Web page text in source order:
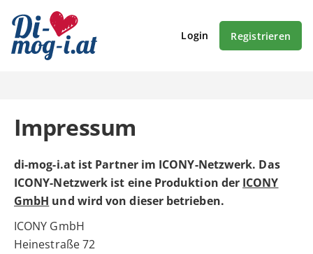
Login Registrieren
Impressum
di-mog-i.at ist Partner im ICONY-Netzwerk. Das
ICONY-Netzwerk ist eine Produktion der ICONY
GmbH und wird von dieser betrieben.
ICONY GmbH
Heinestraße 72